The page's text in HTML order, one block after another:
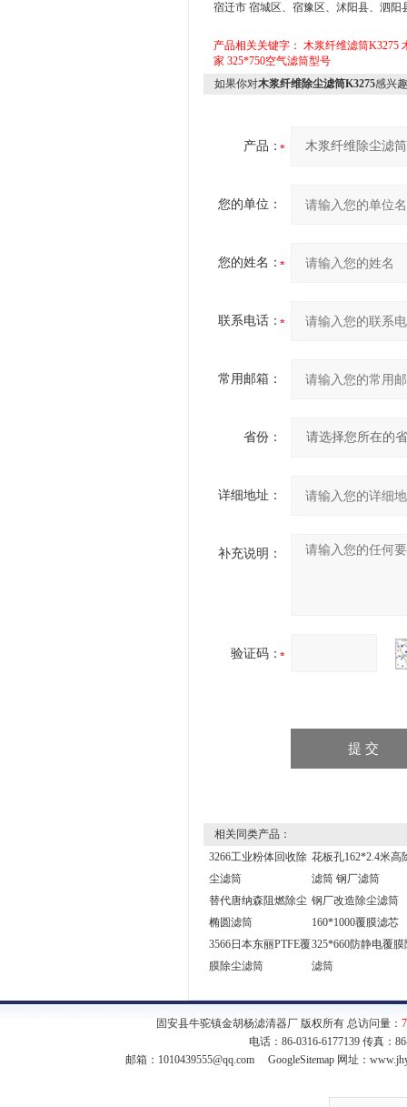
宿迁市 宿城区、宿豫区、沭阳县、泗阳
产品相关关键字： 木浆纤维滤筒K3275
家 325*750空气滤筒型号
如果你对木浆纤维除尘滤筒K3275感兴
产品：
您的单位：
您的姓名：
联系电话：
常用邮箱：
省份：
详细地址：
补充说明：
验证码：
相关同类产品：
3266工业粉体回收除
尘滤筒
花板孔162*2.4米高
滤筒 钢厂滤筒
替代唐纳森阻燃除尘
椭圆滤筒
钢厂改造除尘滤筒
160*1000覆膜滤芯
3566日本东丽PTFE覆
膜除尘滤筒
325*660防静电覆膜
滤筒
固安县牛驼镇金胡杨滤清器厂 版权所有 总访问量：
电话：86-0316-6177139 传真：
邮箱： 1010439555@qq.com GoogleSitemap网址：